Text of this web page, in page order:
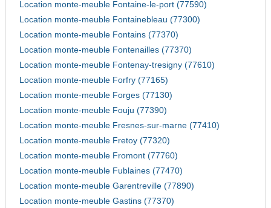
Location monte-meuble Fontaine-le-port (77590)
Location monte-meuble Fontainebleau (77300)
Location monte-meuble Fontains (77370)
Location monte-meuble Fontenailles (77370)
Location monte-meuble Fontenay-tresigny (77610)
Location monte-meuble Forfry (77165)
Location monte-meuble Forges (77130)
Location monte-meuble Fouju (77390)
Location monte-meuble Fresnes-sur-marne (77410)
Location monte-meuble Fretoy (77320)
Location monte-meuble Fromont (77760)
Location monte-meuble Fublaines (77470)
Location monte-meuble Garentreville (77890)
Location monte-meuble Gastins (77370)